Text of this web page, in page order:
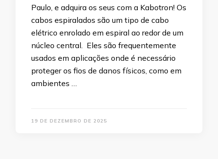
Paulo, e adquira os seus com a Kabotron! Os
cabos espiralados são um tipo de cabo
elétrico enrolado em espiral ao redor de um
núcleo central. Eles são frequentemente
usados em aplicações onde é necessário
proteger os fios de danos físicos, como em
ambientes …
19 DE DEZEMBRO DE 2025